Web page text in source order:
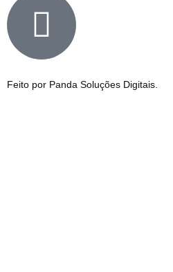
Feito por Panda Soluções Digitais.